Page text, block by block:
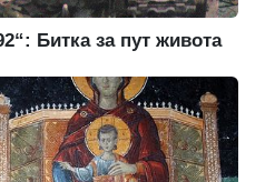
Битка за пут живота